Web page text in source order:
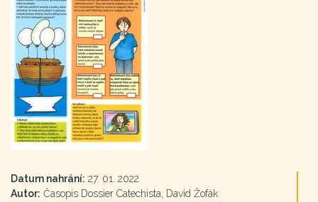
Datum nahrání: 27. 01. 2022
Autor: Časopis Dossier Catechista, David Žofák